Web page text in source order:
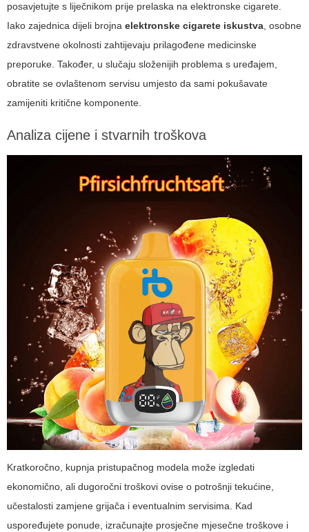
posavjetujte s liječnikom prije prelaska na elektronske cigarete.
Iako zajednica dijeli brojna elektronske cigarete iskustva, osobne
zdravstvene okolnosti zahtijevaju prilagođene medicinske
preporuke. Također, u slučaju složenijih problema s uređajem,
obratite se ovlaštenom servisu umjesto da sami pokušavate
zamijeniti kritične komponente.
Analiza cijene i stvarnih troškova
Kratkoročno, kupnja pristupačnog modela može izgledati
ekonomično, ali dugoročni troškovi ovise o potrošnji tekućine,
učestalosti zamjene grijača i eventualnim servisima. Kad
uspoređujete ponude, izračunajte prosječne mjesečne troškove i